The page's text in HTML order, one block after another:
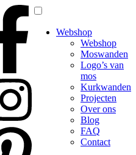
Webshop
Webshop
Moswanden
Logo’s van
mos
Kurkwanden
Projecten
Over ons
Blog
FAQ
Contact